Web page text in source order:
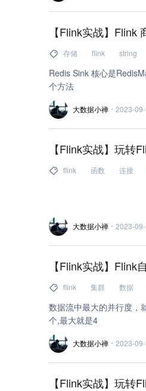
【Flink实战】
存储 flink string
Redis Sink 核心是
个方法
大数据小禅 2023-
【Flink实战】玩转
flink 函数 连接
大数据小禅 2023-
【Flink实战】
flink 集群 数据
数据流中最大的并行度，
个,最大就是4
大数据小禅 2023-
【Flink实战】玩转